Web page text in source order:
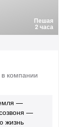
Пешая
2 часа
компании
—
—
жизнь